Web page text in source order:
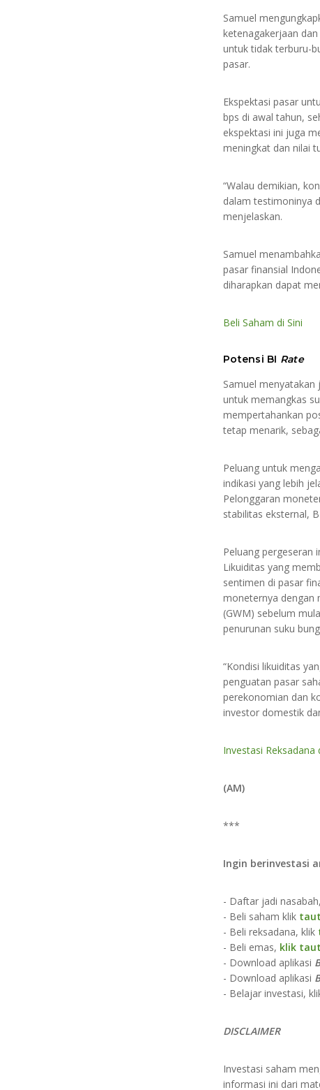
Samuel
ketenagakerjaan
untuk tidak terburu-
pasar.
Ekspektasi pasar
bps di awal tahun,
ekspektasi ini juga
meningkat dan nilai
“Walau demikian,
dalam testimoninya
menjelaskan.
Samuel
pasar finansial
diharapkan dapat
Beli Saham di Sini
Potensi BI Rate
Samuel
untuk memangkas
mempertahankan
tetap menarik,
Peluang untuk
indikasi yang lebih
Pelonggaran
stabilitas eksternal,
Peluang pergeseran
Likuiditas yang
sentimen di pasar
moneternya dengan
(GWM) sebelum
penurunan suku
“Kondisi likuiditas
penguatan pasar
perekonomian dan
investor domestik
Investasi Reksadana
(AM)
***
Ingin berinvestasi
- Daftar jadi
- Beli saham klik
- Beli reksadana, klik
- Beli emas, klik
- Download aplikasi
- Download aplikasi
- Belajar investasi,
DISCLAIMER​​​​​
Investasi saham
informasi ini dari